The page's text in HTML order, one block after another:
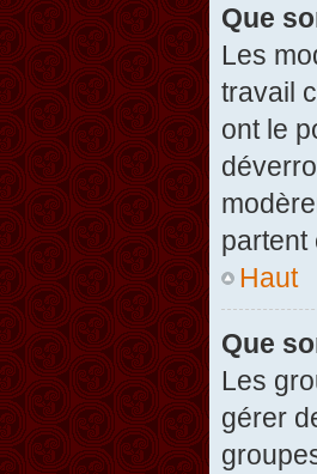
Que
Les
travail
ont le
partent
Haut
Que
Les
gérer